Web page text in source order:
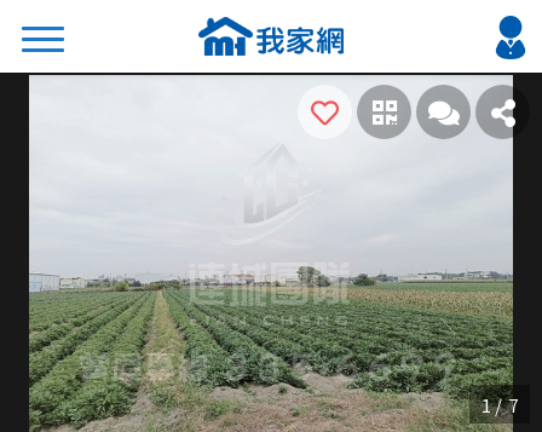
搜尋
2026 台北降價好屋限量釋出
2026 新北降價好屋限量釋出
2026 台中降價好屋限量釋出
2026 台南降價好屋限量釋出
2026 高雄降價好屋限量釋出